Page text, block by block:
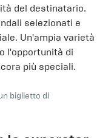
del destinatario.
selezionati e
Un'ampia varietà
l'opportunità di
più speciali.
biglietto di